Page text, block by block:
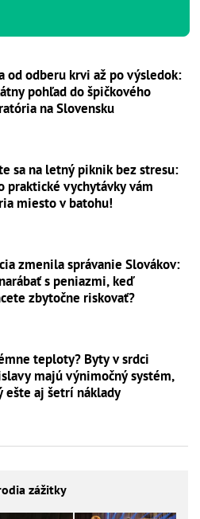
od odberu krvi až po výsledok:
pohľad do špičkového
na Slovensku
sa na letný piknik bez stresu:
praktické vychytávky vám
miesto v batohu!
zmenila správanie Slovákov:
s peniazmi, keď
zbytočne riskovať?
teploty? Byty v srdci
majú výnimočný systém,
ešte aj šetrí náklady
zážitky